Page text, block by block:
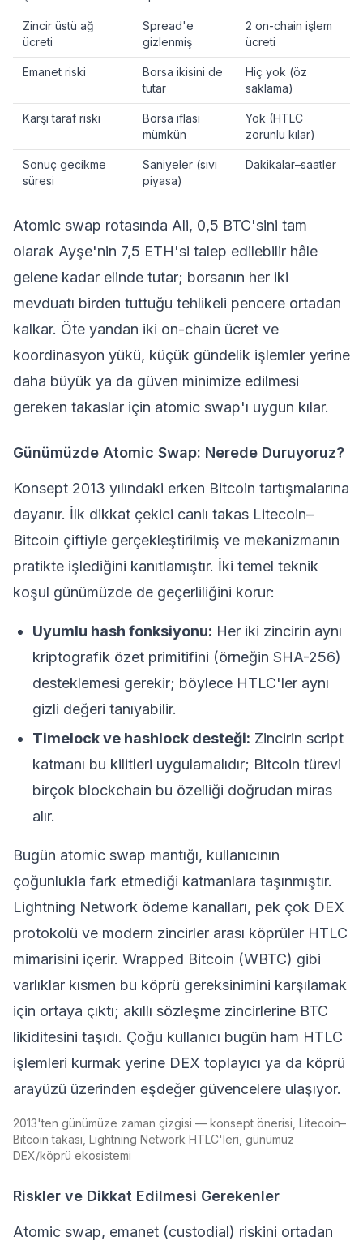
Zincir üstü ağ
ücreti
Spread'e
gizlenmiş
2 on-chain işlem
ücreti
Emanet riski
Borsa ikisini de
tutar
Hiç yok (öz
saklama)
Karşı taraf riski
Borsa iflası
mümkün
Yok (HTLC
zorunlu kılar)
Sonuç gecikme
süresi
Saniyeler (sıvı
piyasa)
Dakikalar–saatler
Atomic swap rotasında Ali, 0,5 BTC'sini tam
olarak Ayşe'nin 7,5 ETH'si talep edilebilir hâle
gelene kadar elinde tutar; borsanın her iki
mevduatı birden tuttuğu tehlikeli pencere ortadan
kalkar. Öte yandan iki on-chain ücret ve
koordinasyon yükü, küçük gündelik işlemler yerine
daha büyük ya da güven minimize edilmesi
gereken takaslar için atomic swap'ı uygun kılar.
Günümüzde Atomic Swap: Nerede Duruyoruz?
Konsept 2013 yılındaki erken Bitcoin tartışmalarına
dayanır. İlk dikkat çekici canlı takas Litecoin–
Bitcoin çiftiyle gerçekleştirilmiş ve mekanizmanın
pratikte işlediğini kanıtlamıştır. İki temel teknik
koşul günümüzde de geçerliliğini korur:
Uyumlu hash fonksiyonu: Her iki zincirin aynı
kriptografik özet primitifini (örneğin SHA-256)
desteklemesi gerekir; böylece HTLC'ler aynı
gizli değeri tanıyabilir.
Timelock ve hashlock desteği: Zincirin script
katmanı bu kilitleri uygulamalıdır; Bitcoin türevi
birçok blockchain bu özelliği doğrudan miras
alır.
Bugün atomic swap mantığı, kullanıcının
çoğunlukla fark etmediği katmanlara taşınmıştır.
Lightning Network ödeme kanalları, pek çok DEX
protokolü ve modern zincirler arası köprüler HTLC
mimarisini içerir. Wrapped Bitcoin (WBTC) gibi
varlıklar kısmen bu köprü gereksinimini karşılamak
için ortaya çıktı; akıllı sözleşme zincirlerine BTC
likiditesini taşıdı. Çoğu kullanıcı bugün ham HTLC
işlemleri kurmak yerine DEX toplayıcı ya da köprü
arayüzü üzerinden eşdeğer güvencelere ulaşıyor.
2013'ten günümüze zaman çizgisi — konsept önerisi, Litecoin–
Bitcoin takası, Lightning Network HTLC'leri, günümüz
DEX/köprü ekosistemi
Riskler ve Dikkat Edilmesi Gerekenler
Atomic swap, emanet (custodial) riskini ortadan